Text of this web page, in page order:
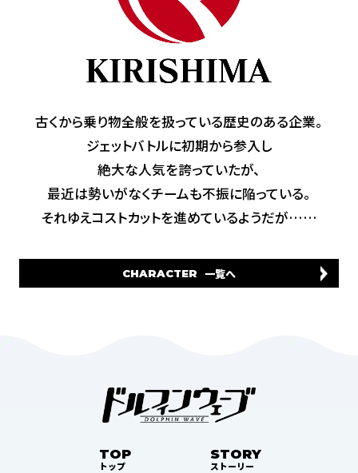
古くから乗り物全般を扱っている歴史のある企業。
ジェットバトルに初期から参入し
絶大な人気を誇っていたが、
最近は勢いがなくチームも不振に陥っている。
それゆえコストカットを進めているようだが……
CHARACTER 一覧へ
TOP
トップ
STORY
ストーリー